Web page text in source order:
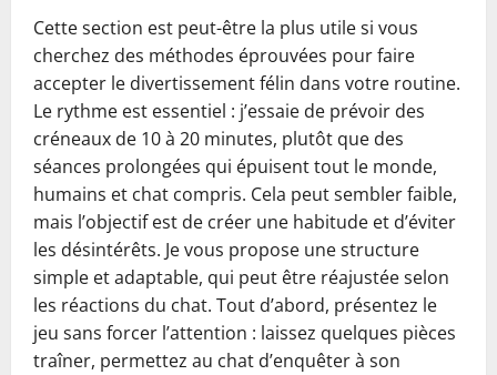
Cette section est peut-être la plus utile si vous
cherchez des méthodes éprouvées pour faire
accepter le divertissement félin dans votre routine.
Le rythme est essentiel : j’essaie de prévoir des
créneaux de 10 à 20 minutes, plutôt que des
séances prolongées qui épuisent tout le monde,
humains et chat compris. Cela peut sembler faible,
mais l’objectif est de créer une habitude et d’éviter
les désintérêts. Je vous propose une structure
simple et adaptable, qui peut être réajustée selon
les réactions du chat. Tout d’abord, présentez le
jeu sans forcer l’attention : laissez quelques pièces
traîner, permettez au chat d’enquêter à son